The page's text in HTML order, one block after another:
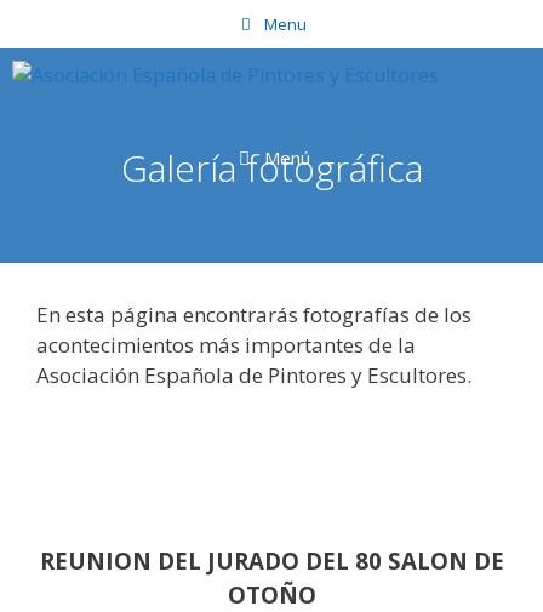
al
contenido
Menu
Menú
Galería fotográfica
En esta página encontrarás fotografías de los
acontecimientos más importantes de la
Asociación Española de Pintores y Escultores.
REUNION DEL JURADO DEL 80 SALON DE
OTOÑO